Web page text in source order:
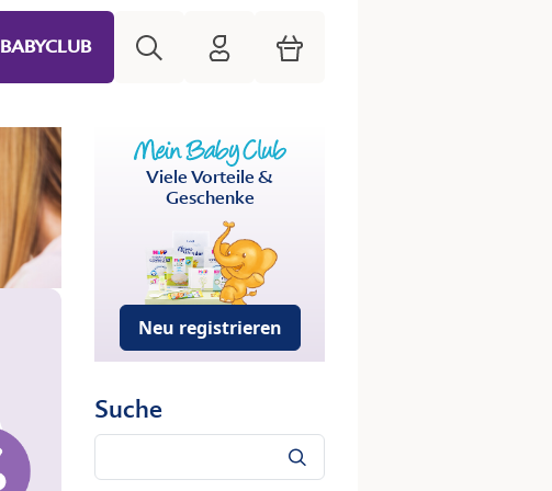
BABYCLUB HiPP Mein Babyclub
Warenkorb
Viele Vorteile &
Geschenke
Neu registrieren
Suche